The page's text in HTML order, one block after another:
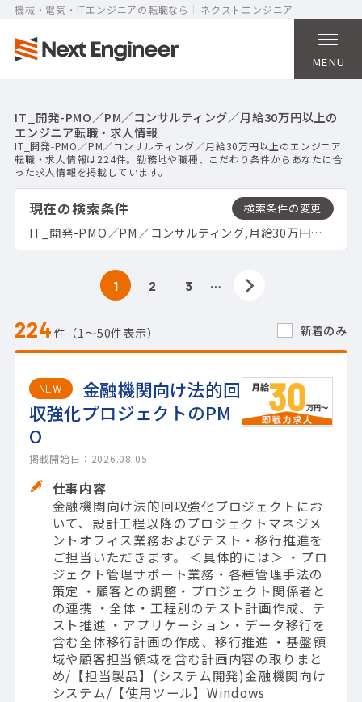
機械・電気・ITエンジニアの転職なら ネクストエンジニア
MENU
IT_開発-PMO／PM／コンサルティング／月給30万円以上の
エンジニア転職・求人情報
IT_開発-PMO／PM／コンサルティング／月給30万円以上のエンジニア
転職・求人情報は224件。勤務地や職種、こだわり条件からあなたに合
った求人情報を掲載しています。
現在の検索条件
IT_開発-PMO／PM／コンサルティング,月給30万円以上
224件（1〜50件表示） 新着のみ
1 2 3 …
NEW
金融機関向け法的回
収強化プロジェクトのPM
O
掲載開始日：2026.08.05
仕事内容
金融機関向け法的回収強化プロジェクトにお
いて、設計工程以降のプロジェクトマネジメ
ントオフィス業務およびテスト・移行推進を
ご担当いただきます。 ＜具体的には＞ ・プロ
ジェクト管理サポート業務・各種管理手法の
策定 ・顧客との調整・プロジェクト関係者と
の連携 ・全体・工程別のテスト計画作成、テ
スト推進 ・アプリケーション・データ移行を
含む全体移行計画の作成、移行推進 ・基盤領
域や顧客担当領域を含む計画内容の取りまと
め/【担当製品】(システム開発)金融機関向け
システム/【使用ツール】Windows